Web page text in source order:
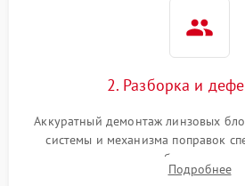
2. Разборка и
Аккуратный демонтаж линзовых
системы и механизма поправок
внутренних резьбовых
уплотнительных колец. Поиск
Подробнее